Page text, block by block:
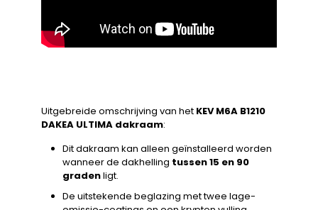
Uitgebreide omschrijving van het KEV M6A B1210
DAKEA ULTIMA dakraam:
Dit dakraam kan alleen geïnstalleerd worden
wanneer de dakhelling tussen 15 en 90
gradenligt.
De uitstekende beglazing met twee lage-